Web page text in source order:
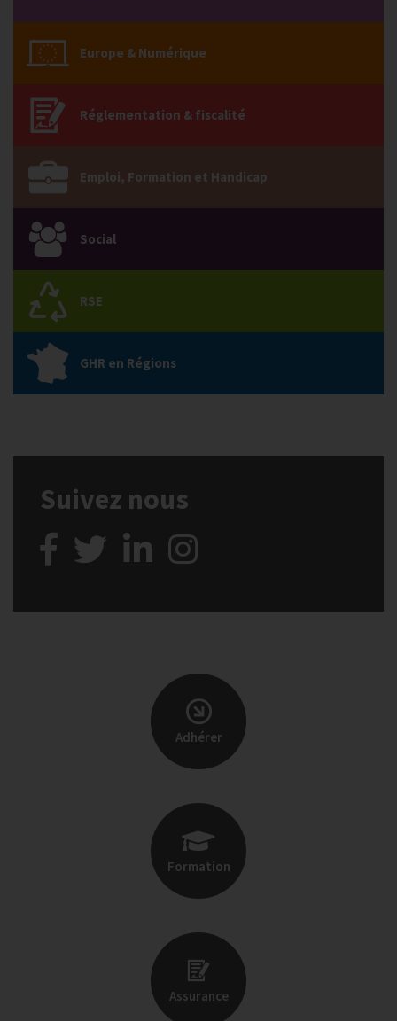
Europe & Numérique
Réglementation & fiscalité
Emploi, Formation et Handicap
Social
RSE
GHR en Régions
Suivez nous
Adhérer
Formation
Assurance